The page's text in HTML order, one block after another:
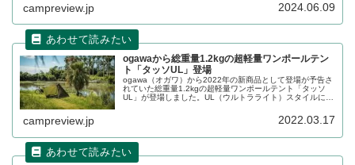
campreview.jp 2024.06.09
ogawaから総重量1.2kgの超軽量ワンポールテン
ト「タッソUL」登場
ogawa（オガワ）から2022年の新商品として登場が予告さ
れていた総重量1.2kgの超軽量ワンポールテント「タッソ
UL」が登場しました。UL（ウルトラライト）スタイルにぴ
campreview.jp 2022.03.17